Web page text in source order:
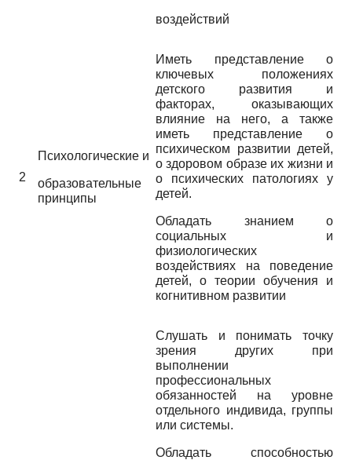
воздействий
2
Психологические и
образовательные
принципы
Иметь представление о
ключевых положениях
детского развития и
факторах, оказывающих
влияние на него, а также
иметь представление о
психическом развитии детей,
о здоровом образе их жизни и
о психических патологиях у
детей.
Обладать знанием о
социальных и
физиологических
воздействиях на поведение
детей, о теории обучения и
когнитивном развитии
Слушать и понимать точку
зрения других при
выполнении
профессиональных
обязанностей на уровне
отдельного индивида, группы
или системы.
Обладать способностью